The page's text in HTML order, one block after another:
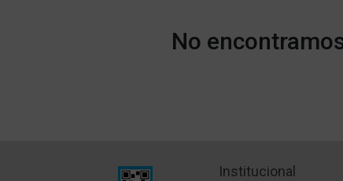
No
Institucional